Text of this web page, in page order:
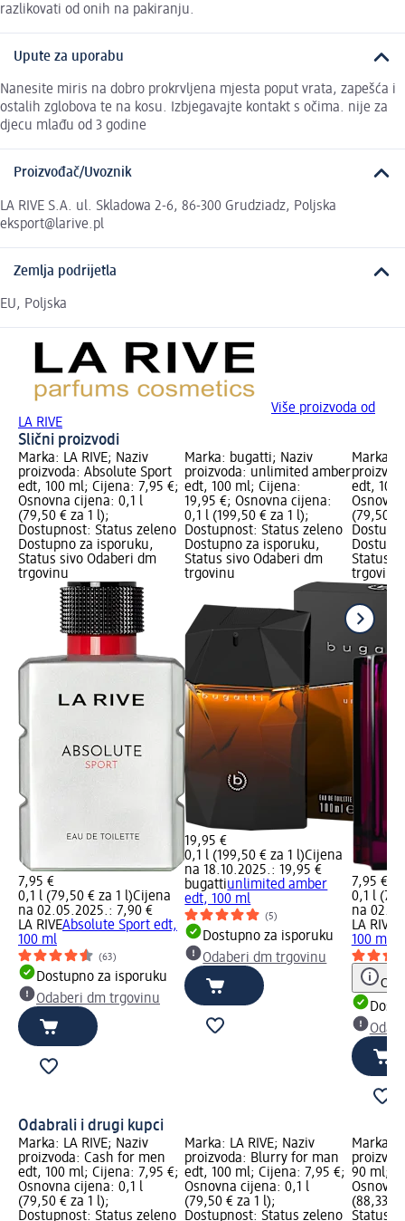
razlikovati od onih na pakiranju.
Upute za uporabu
Nanesite miris na dobro prokrvljena mjesta poput vrata, zapešća i
ostalih zglobova te na kosu. Izbjegavajte kontakt s očima. nije za
djecu mlađu od 3 godine
Proizvođač/Uvoznik
LA RIVE S.A. ul. Skladowa 2-6, 86-300 Grudziadz, Poljska
eksport@larive.pl
Zemlja podrijetla
EU, Poljska
Više proizvoda od
LA RIVE
Slični proizvodi
Marka: LA RIVE; Naziv
proizvoda: Absolute Sport
edt, 100 ml; Cijena: 7,95 €;
Osnovna cijena: 0,1 l
(79,50 € za 1 l);
Dostupnost: Status zeleno
Dostupno za isporuku,
Status sivo Odaberi dm
trgovinu
7,95 €
0,1 l (79,50 € za 1 l)Cijena
na 02.05.2025.: 7,90 €
LA RIVEAbsolute Sport edt,
100 ml
(63)
Dostupno za isporuku
Odaberi dm trgovinu
Marka: bugatti; Naziv
proizvoda: unlimited amber
edt, 100 ml; Cijena:
19,95 €; Osnovna cijena:
0,1 l (199,50 € za 1 l);
Dostupnost: Status zeleno
Dostupno za isporuku,
Status sivo Odaberi dm
trgovinu
19,95 €
0,1 l (199,50 € za 1 l)Cijena
na 18.10.2025.: 19,95 €
bugattiunlimited amber
edt, 100 ml
(5)
Dostupno za isporuku
Odaberi dm trgovinu
Marka:
edt, 100
(79,50 €
Status
trgovinu
7,95 €
0,1 l
na
LA RIVE
100 ml
Odabrali i drugi kupci
Marka: LA RIVE; Naziv
proizvoda: Cash for men
edt, 100 ml; Cijena: 7,95 €;
Osnovna cijena: 0,1 l
(79,50 € za 1 l);
Dostupnost: Status zeleno
Marka: LA RIVE; Naziv
proizvoda: Blurry for man
edt, 100 ml; Cijena: 7,95 €;
Osnovna cijena: 0,1 l
(79,50 € za 1 l);
Dostupnost: Status zeleno
Marka:
90 ml;
(88,33 €
Status